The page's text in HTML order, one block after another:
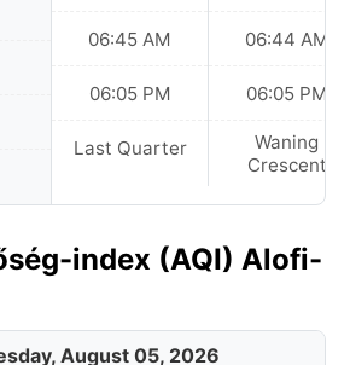
06:45 AM
06:05 PM
Last Quarter
06:44 AM
06:05 PM
Waning
Crescent
index (AQI) Alofi-
August 05, 2026